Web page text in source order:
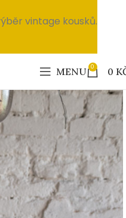
MENU 0 0
vintage kousků.